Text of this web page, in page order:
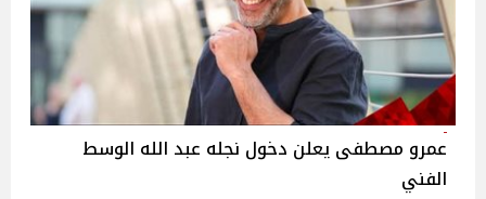
عمرو مصطفى يعلن دخول نجله عبد الله الوسط
الفني‎